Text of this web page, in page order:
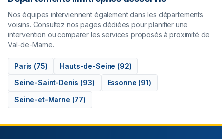
Nos équipes interviennent également dans les départements
voisins. Consultez nos pages dédiées pour planifier une
intervention ou comparer les services proposés à proximité de
Val-de-Marne.
Paris (75) Hauts-de-Seine (92)
Seine-Saint-Denis (93) Essonne (91)
Seine-et-Marne (77)